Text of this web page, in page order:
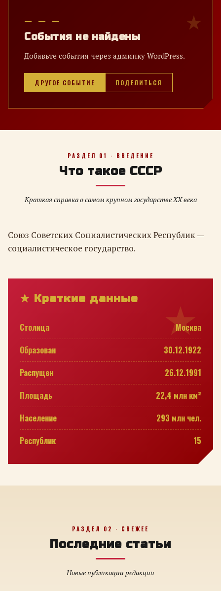
— — —
События не найдены
Добавьте события через админку WordPress.
ДРУГОЕ СОБЫТИЕ ПОДЕЛИТЬСЯ
РАЗДЕЛ 01 · ВВЕДЕНИЕ
Что такое СССР
Краткая справка о самом крупном государстве XX века
Союз Советских Социалистических Республик —
социалистическое государство.
★ Краткие данные
Столица
Москва
Образован
30.12.1922
Распущен
26.12.1991
Площадь
22,4 млн км²
Население
293 млн чел.
Республик
15
РАЗДЕЛ 02 · СВЕЖЕЕ
Последние статьи
Новые публикации редакции